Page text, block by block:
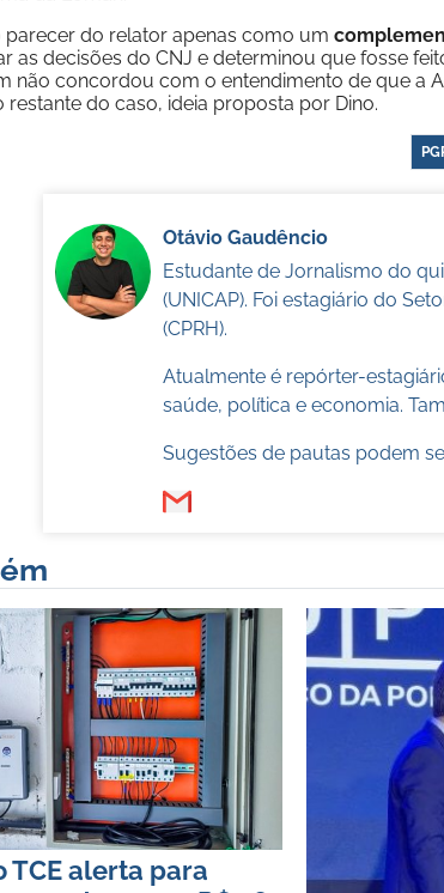
parecer do relator apenas como um
as decisões do CNJ e determinou que fosse
não concordou com o entendimento de que a
restante do caso, ideia proposta por Dino.
Otávio Gaudêncio
Estudante de Jornalismo do
(UNICAP). Foi estagiário do
(CPRH).
Atualmente é repórter-
saúde, política e economia.
Sugestões de pautas podem
TCE alerta para